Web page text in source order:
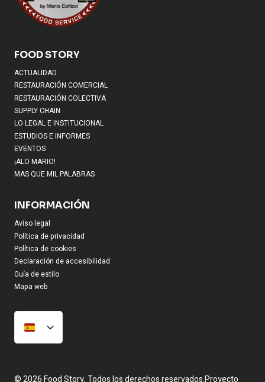
FOOD STORY
ACTUALIDAD
RESTAURACIÓN COMERCIAL
RESTAURACIÓN COLECTIVA
SUPPLY CHAIN
LO LEGAL E INSTITUCIONAL
ESTUDIOS E INFORMES
EVENTOS
¡ALO MARIO!
MAS QUE MIL PALABRAS
INFORMACIÓN
Aviso legal
Política de privacidad
Política de cookies
Declaración de accesibilidad
Guía de estilo
Mapa web